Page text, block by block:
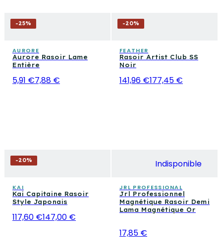
-25%
AURORE
Aurore Rasoir Lame
Entière
5,91 €7,88 €
-20%
FEATHER
Rasoir Artist Club SS
Noir
141,96 €177,45 €
-20%
KAI
Kai Capitaine Rasoir
Style Japonais
117,60 €147,00 €
Indisponible
JRL PROFESSIONAL
Jrl Professionnel
Magnétique Rasoir Demi
Lama Magnétique Or
17,85 €